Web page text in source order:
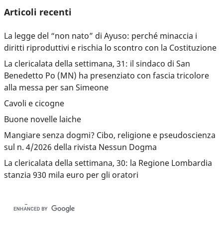
Articoli recenti
La legge del “non nato” di Ayuso: perché minaccia i
diritti riproduttivi e rischia lo scontro con la Costituzione
La clericalata della settimana, 31: il sindaco di San
Benedetto Po (MN) ha presenziato con fascia tricolore
alla messa per san Simeone
Cavoli e cicogne
Buone novelle laiche
Mangiare senza dogmi? Cibo, religione e pseudoscienza
sul n. 4/2026 della rivista Nessun Dogma
La clericalata della settimana, 30: la Regione Lombardia
stanzia 930 mila euro per gli oratori